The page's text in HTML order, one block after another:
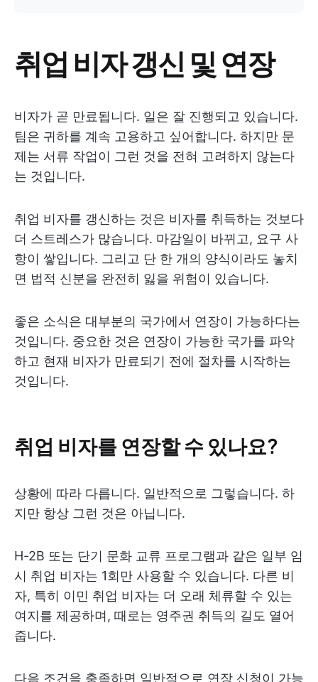
취업 비자 갱신 및 연장
비자가 곧 만료됩니다. 일은 잘 진행되고 있습니다.
팀은 귀하를 계속 고용하고 싶어합니다. 하지만 문
제는 서류 작업이 그런 것을 전혀 고려하지 않는다
는 것입니다.
취업 비자를 갱신하는 것은 비자를 취득하는 것보다
더 스트레스가 많습니다. 마감일이 바뀌고, 요구 사
항이 쌓입니다. 그리고 단 한 개의 양식이라도 놓치
면 법적 신분을 완전히 잃을 위험이 있습니다.
좋은 소식은 대부분의 국가에서 연장이 가능하다는
것입니다. 중요한 것은 연장이 가능한 국가를 파악
하고 현재 비자가 만료되기 전에 절차를 시작하는
것입니다.
취업 비자를 연장할 수 있나요?
상황에 따라 다릅니다. 일반적으로 그렇습니다. 하
지만 항상 그런 것은 아닙니다.
H-2B 또는 단기 문화 교류 프로그램과 같은 일부 임
시 취업 비자는 1회만 사용할 수 있습니다. 다른 비
자, 특히 이민 취업 비자는 더 오래 체류할 수 있는
여지를 제공하며, 때로는 영주권 취득의 길도 열어
줍니다.
다음 조건을 충족하면 일반적으로 연장 신청이 가능